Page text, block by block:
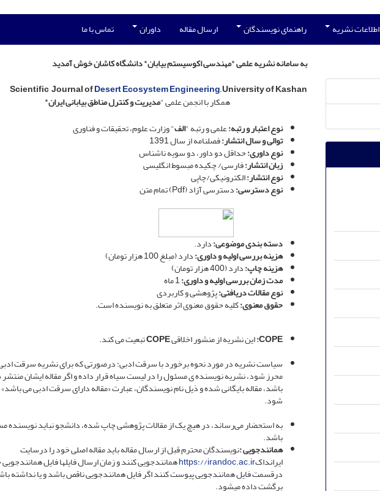
اطلاعات نشریه راهنمای نویسندگان ارسال مقاله داوران تماس با ما
به سامانه نشریه علمی"مهندسی اکوسیستم بیابان"دانشگاه کاشان خوش آمدید
ScientificJournal ofDesert Ecosystem Engineering, University of Kashan
همکار با انجمن علمی "مدیریت و کنترل مناطق بیابانی ایران"
نوع اعتبار و رتبه:علمی و رتبه "الف" وزارت علوم، تحقیقات و فناوری
توالی و سال انتشار:فصلنامه از سال 1391
نوع داوری:حداقل دو داور، دو سویه ناشناس
زبان انتشار:فارسی/ چکیده مبسوط انگلیسی
نوع انتشار:الکترونیکی/چاپی
نوع دسترسی:دسترسی آزاد (Pdf) تمام متن
دسته­ بندی موضوعی:دارد.
هزینه بررسی اولیه و داوری:دارد (مبلغ 100 هزار تومان)
هزینه چاپ:دارد (400 هزار تومان)
مدت زمان بررسی اولیه و داوری:
نوع مقالات دریافتی:پژوهشی و کاربردی
حقوق معنوی:کلیه حقوق معنوی اثر متعلق به نویسنده است.
COPE: این نشریه از منشور اخلاقیCOPEتبعیت می کند.
سیاست نشریه در مورد نحوه برخورد با سرقت ادبی: درصورتی که برای نشریه سرقت
محرز شود، نشریه نویسنده ی مسئول را در لیست سیاه قرار داده و اگر مقاله ایشان
باشد، مقاله بایگانی شده و ذیل نام نویسندگان، عبارت «مقاله دارای سرقت ادبی می
شود.
به استحضار می‌رساند، در هیچ یک از مقالات پژوهشی چاپ شده، دانشجو نباید نویسنده
باشد.
همانندجویی:نویسندگان محترم قبل از ارسال مقاله باید مقاله اصلی خود را درسایت
ایرانداکhttps://irandoc.ac.irهمانندجویی کنند و زمان ارسال فایل­ها فایل
درقسمت فایل همانندجویی پیوست کنند اگر فایل همانندجویی ناقص باشد و یا نداشته
برگشت داده می­شود.